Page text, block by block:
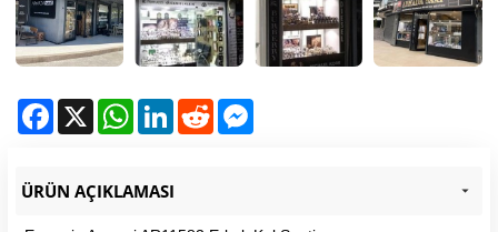
Facebook
X WhatsAppLinkedInReddit
ÜRÜN AÇIKLAMASI